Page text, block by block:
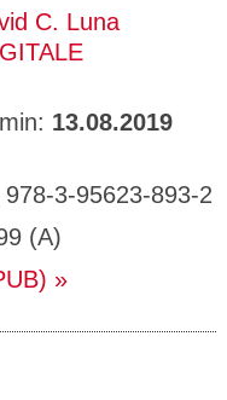
C. Luna
13.08.2019
3-95623-893-2
(A)